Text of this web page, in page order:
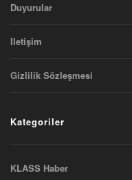
Duyurular
Iletişim
Gizlilik Sözleşmesi
Kategoriler
KLASS Haber